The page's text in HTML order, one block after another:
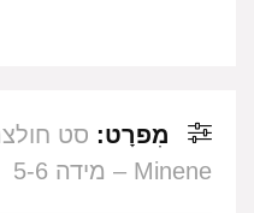
מִפרָט: סט
Minene – מידה 5-6